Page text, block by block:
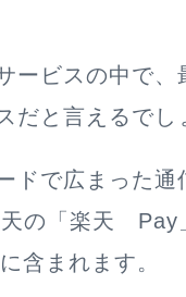
ービスの中で、
だと言えるでし
ドで広まった
の「楽天 Pay
含まれます。